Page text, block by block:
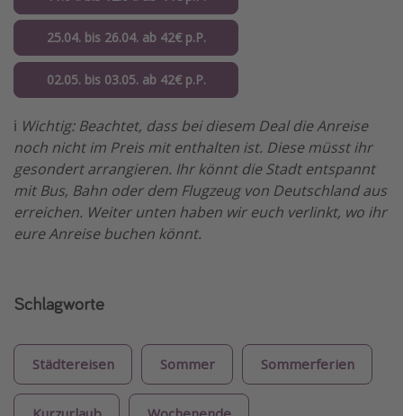
25.04. bis 26.04. ab 42€ p.P.
02.05. bis 03.05. ab 42€ p.P.
ℹ️ Wichtig: Beachtet, dass bei diesem Deal die Anreise
noch nicht im Preis mit enthalten ist. Diese müsst ihr
gesondert arrangieren. Ihr könnt die Stadt entspannt
mit Bus, Bahn oder dem Flugzeug von Deutschland aus
erreichen. Weiter unten haben wir euch verlinkt, wo ihr
eure Anreise buchen könnt.
Schlagworte
Städtereisen Sommer Sommerferien